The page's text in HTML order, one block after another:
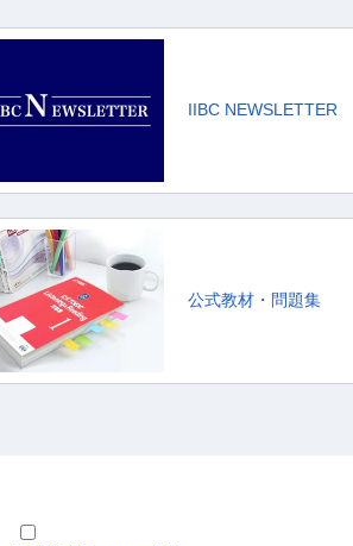
IIBC NEWSLETTER
公式教材・問題集